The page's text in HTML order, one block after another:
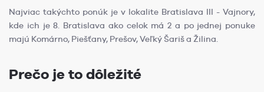
Najviac takýchto ponúk je v lokalite Bratislava III - Vajnory,
kde ich je 8. Bratislava ako celok má 2 a po jednej ponuke
majú Komárno, Piešťany, Prešov, Veľký Šariš a Žilina.
Prečo je to dôležité